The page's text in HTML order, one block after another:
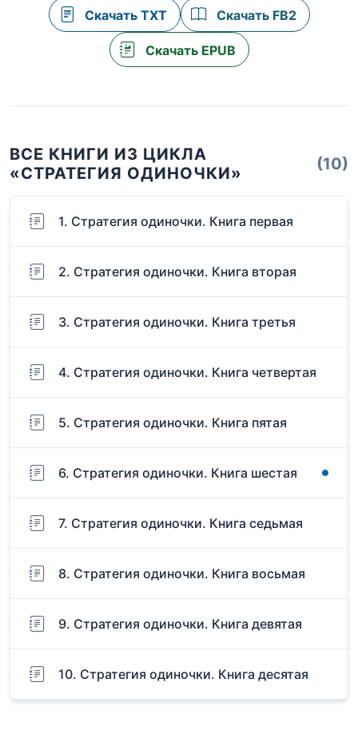
Скачать TXT Скачать FB2
Скачать EPUB
ВСЕ КНИГИ ИЗ ЦИКЛА
«СТРАТЕГИЯ ОДИНОЧКИ»
(10)
1. Стратегия одиночки. Книга первая
2. Стратегия одиночки. Книга вторая
3. Стратегия одиночки. Книга третья
4. Стратегия одиночки. Книга четвертая
5. Стратегия одиночки. Книга пятая
6. Стратегия одиночки. Книга шестая
7. Стратегия одиночки. Книга седьмая
8. Стратегия одиночки. Книга восьмая
9. Стратегия одиночки. Книга девятая
10. Стратегия одиночки. Книга десятая